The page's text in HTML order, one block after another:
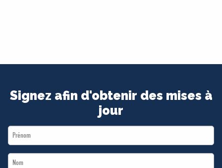
Signez afin d'obtenir des mises à
jour
First
Name
Last